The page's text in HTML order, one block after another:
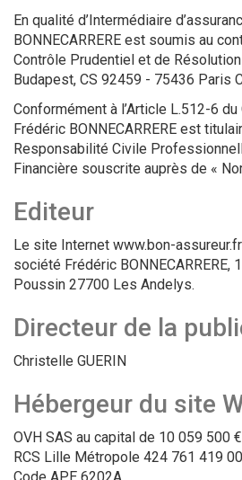
En qualité d’Intermédiaire
BONNECARRERE est soumis au
Contrôle Prudentiel et de
Budapest, CS 92459 - 75436 Paris
Conformément à l’Article L.512-6
Frédéric BONNECARRERE est
Responsabilité Civile
Financière souscrite auprès de «
Editeur
Le site Internet www.bon-
société Frédéric BONNECARRERE,
Poussin 27700 Les Andelys.
Directeur de la
Christelle GUERIN
Hébergeur du site
OVH SAS au capital de 10 059 500 €
RCS Lille Métropole 424 761 419